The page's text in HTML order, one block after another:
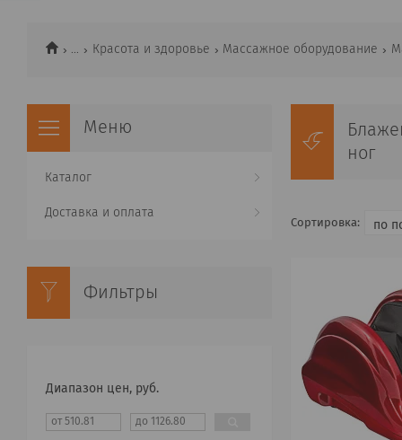
... Красота и здоровье Массажное оборудование
ног
Каталог
Доставка и оплата
Фильтры
Диапазон цен, руб.